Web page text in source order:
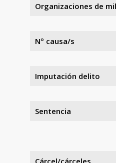
Organizaciones de
Nº causa/s
Imputación delito
Sentencia
Cárcel/cárceles